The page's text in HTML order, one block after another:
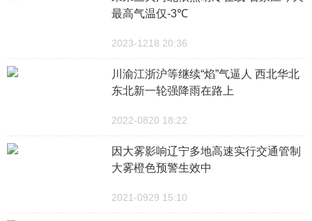
最高气温仅-3℃
2023-1218 20:36
川渝江浙沪等继续“焰”气逼人 西北华北
东北新一轮强降雨在路上
2022-0820 18:22
因大雾影响辽宁多地高速实行交通管制
大雾橙色预警生效中
2021-0929 15:10